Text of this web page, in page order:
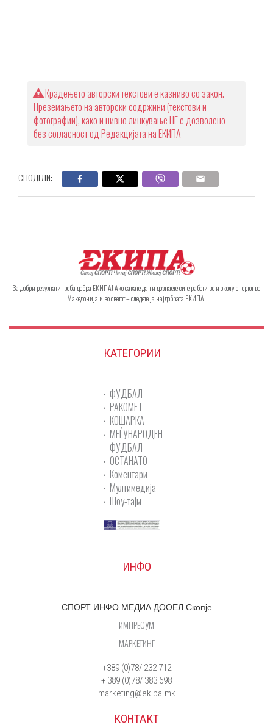
Крадењето авторски текстови е казниво со закон.
Преземањето на авторски содржини (текстови и
фотографии), како и нивно линкување НЕ е дозволено
без согласност од Редакцијата на ЕКИПА
СПОДЕЛИ:
За добри резултати треба добра ЕКИПА! Ако сакате да ги дознаете сите работи во и околу спортот во
Македонија и во светот – следете ја најдобрата ЕКИПА!
КАТЕГОРИИ
ФУДБАЛ
РАКОМЕТ
КОШАРКА
МЕЃУНАРОДЕН
ФУДБАЛ
ОСТАНАТО
Коментари
Мултимедија
Шоу-тајм
ИНФО
СПОРТ ИНФО МЕДИА ДООЕЛ Скопје
ИМПРЕСУМ
МАРКЕТИНГ
+389 (0)78/ 232 712
+ 389 (0)78/ 383 698
marketing@ekipa.mk
КОНТАКТ